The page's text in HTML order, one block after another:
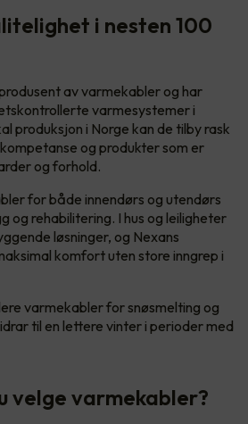
i nesten 100
av varmekabler og har
varmesystemer i
produksjon i Norge kan de tilby rask
og produkter som er
og forhold.
for både innendørs og utendørs
og rehabilitering. I hus og leiligheter
løsninger, og Nexans
komfort uten store inngrep i
varmekabler for snøsmelting og
til en lettere vinter i perioder med
velge varmekabler?